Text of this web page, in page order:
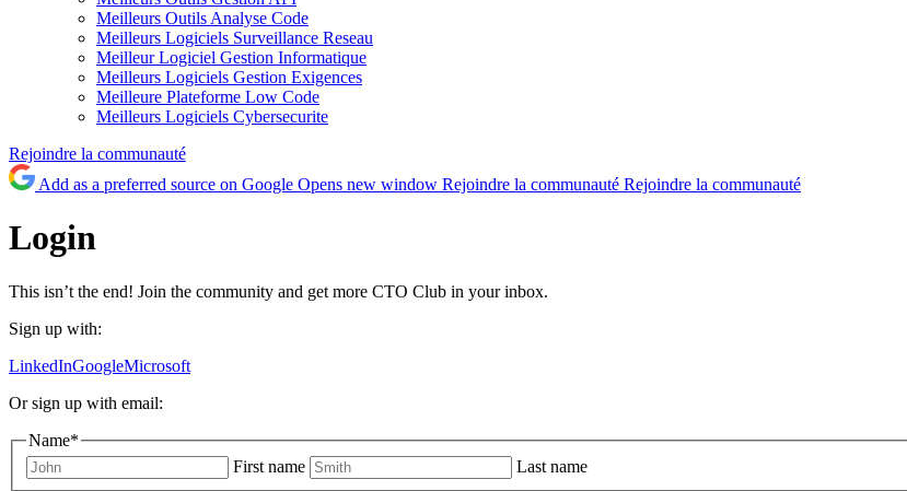
Meilleurs Outils Analyse Code
Meilleurs Logiciels Surveillance Reseau
Meilleur Logiciel Gestion Informatique
Meilleurs Logiciels Gestion Exigences
Meilleure Plateforme Low Code
Meilleurs Logiciels Cybersecurite
Rejoindre la communauté
Add as a preferred source on Google Opens new window Rejoindre la communauté Rejoindre la communauté
Login
This isn’t the end! Join the community and get more CTO Club in your inbox.
Sign up with:
LinkedInGoogleMicrosoft
Or sign up with email:
Name*
First name
Last name